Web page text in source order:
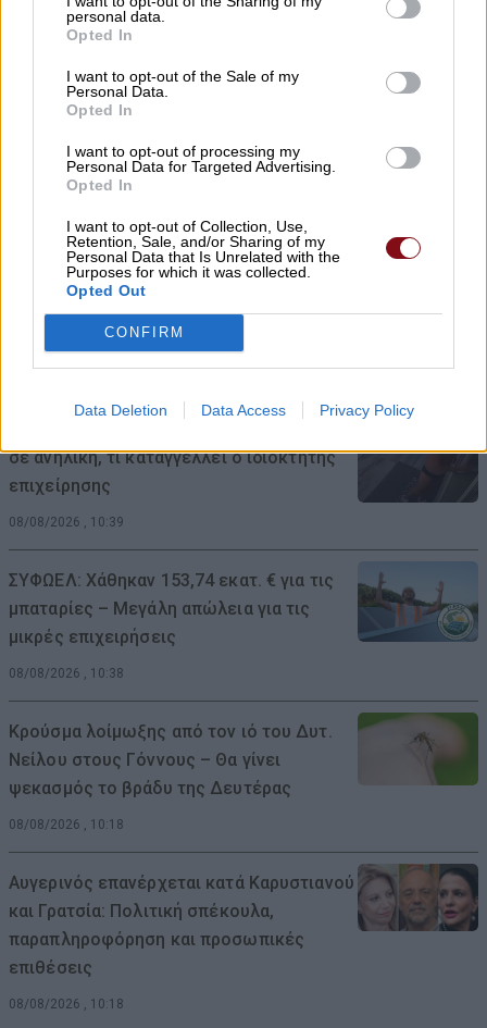
personal data.
Opted In
I want to opt-out of the Sale of my
Personal Data.
Opted In
I want to opt-out of processing my
Personal Data for Targeted Advertising.
Opted In
I want to opt-out of Collection, Use,
Retention, Sale, and/or Sharing of my
Personal Data that Is Unrelated with the
Purposes for which it was collected.
Opted Out
CONFIRM
Data Deletion Data Access Privacy Policy
08/08/2026 , 12:40
Συναγερμός για φωτιά σε σπίτι στον
08/08/2026 , 12:05
Χρ. Καπετάνος: «Ένα αίτημα 25 ετών
γίνεται πράξη. Εξασφαλίστηκε η
χρηματοδότηση 1,2 εκατ. € για το
Δημοτικό Κτίριο Συκουρίου»
«Πόσα θέλεις για το κορίτσι;»: Τουρίστας
σε ανήλικη, τι καταγγέλλει ο ιδιοκτήτης
επιχείρησης
08/08/2026 , 10:39
ΣΥΦΩΕΛ: Χάθηκαν 153,74 εκατ. € για τις
μπαταρίες – Μεγάλη απώλεια για τις
μικρές επιχειρήσεις
08/08/2026 , 10:38
Κρούσμα λοίμωξης από τον ιό του Δυτ.
Νείλου στους Γόννους – Θα γίνει
ψεκασμός το βράδυ της Δευτέρας
08/08/2026 , 10:18
Αυγερινός επανέρχεται κατά Καρυστιανού
και Γρατσία: Πολιτική σπέκουλα,
παραπληροφόρηση και προσωπικές
επιθέσεις
08/08/2026 , 10:18